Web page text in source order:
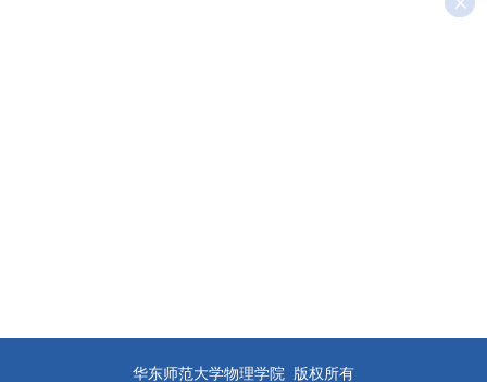
华东师范大学物理学院 版权所有